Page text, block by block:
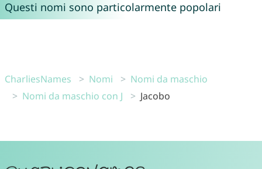
Questi nomi sono particolarmente popolari
CharliesNames Nomi
Nomi da maschio
Nomi da maschio con J
Jacobo